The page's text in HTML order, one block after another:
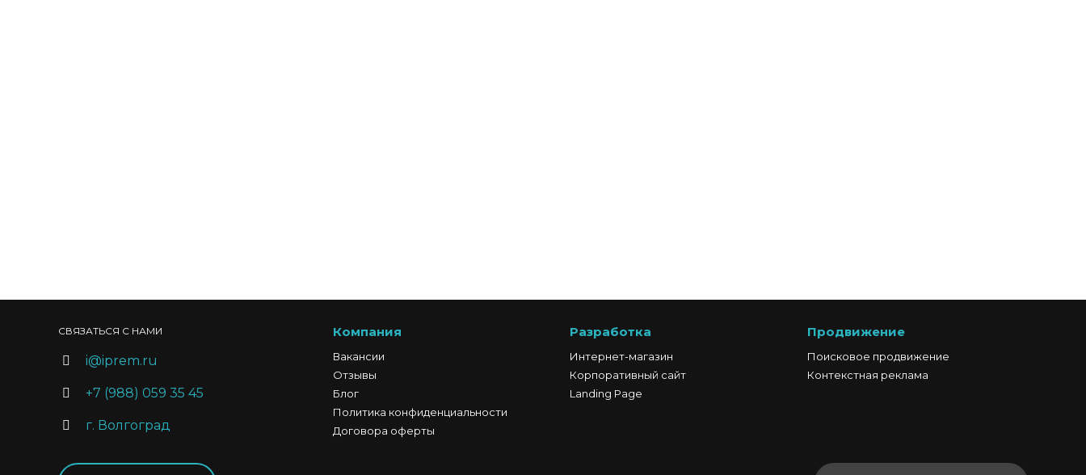
СВЯЗАТЬСЯ С НАМИ
i@iprem.ru
+7 (988) 059 35 45
г. Волгоград
Компания
Вакансии
Отзывы
Блог
Политика конфиденциальности
Договора оферты
Разработка
Интернет-магазин
Корпоративный сайт
Landing Page
Продвижение
Поисковое продвижение
Контекстная реклама